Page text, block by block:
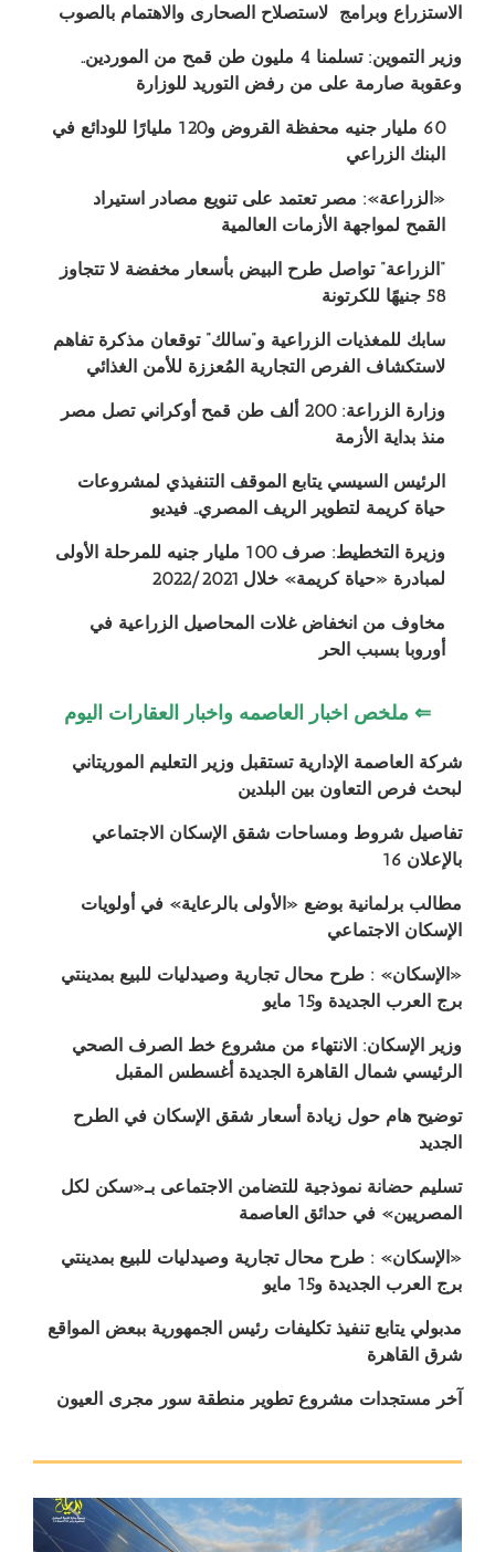
الاستزراع وبرامج لاستصلاح الصحارى والاهتمام بالصوب
وزير التموين: تسلمنا 4 مليون طن قمح من الموردين..
وعقوبة صارمة على من رفض التوريد للوزارة
60 مليار جنيه محفظة القروض و120 مليارًا للودائع في
البنك الزراعي
«الزراعة»: مصر تعتمد على تنويع مصادر استيراد
القمح لمواجهة الأزمات العالمية
“الزراعة” تواصل طرح البيض بأسعار مخفضة لا تتجاوز
58 جنيهًا للكرتونة
سابك للمغذيات الزراعية و”سالك” توقعان مذكرة تفاهم
لاستكشاف الفرص التجارية المُعززة للأمن الغذائي
وزارة الزراعة: 200 ألف طن قمح أوكراني تصل مصر
منذ بداية الأزمة
الرئيس السيسي يتابع الموقف التنفيذي لمشروعات
حياة كريمة لتطوير الريف المصري.. فيديو
وزيرة التخطيط: صرف 100 مليار جنيه للمرحلة الأولى
لمبادرة «حياة كريمة» خلال 2022/2021
مخاوف من انخفاض غلات المحاصيل الزراعية في
أوروبا بسبب الحر
⇐ ملخص اخبار العاصمه واخبار العقارات اليوم
شركة العاصمة الإدارية تستقبل وزير التعليم الموريتاني
لبحث فرص التعاون بين البلدين
تفاصيل شروط ومساحات شقق الإسكان الاجتماعي
بالإعلان 16
مطالب برلمانية بوضع «الأولى بالرعاية» في أولويات
الإسكان الاجتماعي
«الإسكان» : طرح محال تجارية وصيدليات للبيع بمدينتي
برج العرب الجديدة و15 مايو
وزير الإسكان: الانتهاء من مشروع خط الصرف الصحي
الرئيسي شمال القاهرة الجديدة أغسطس المقبل
توضيح هام حول زيادة أسعار شقق الإسكان في الطرح
الجديد
تسليم حضانة نموذجية للتضامن الاجتماعى بـ«سكن لكل
المصريين» في حدائق العاصمة
«الإسكان» : طرح محال تجارية وصيدليات للبيع بمدينتي
برج العرب الجديدة و15 مايو
مدبولي يتابع تنفيذ تكليفات رئيس الجمهورية ببعض المواقع
شرق القاهرة
آخر مستجدات مشروع تطوير منطقة سور مجرى العيون